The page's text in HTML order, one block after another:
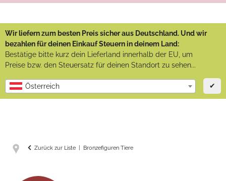
Wir liefern zum besten Preis sicher aus Deutschland. Und wir
bezahlen für deinen Einkauf Steuern in deinem Land:
Bestätige bitte kurz dein Lieferland innerhalb der EU, um
Preise bzw. den Steuersatz für deinen Standort zu sehen...
Österreich ✔
Zurück zur Liste Bronzefiguren Tiere